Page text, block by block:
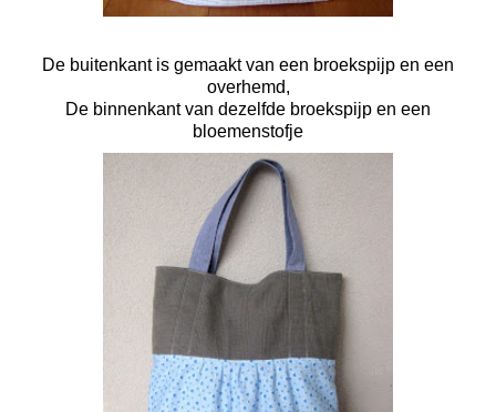
De buitenkant is gemaakt van een broekspijp en een
overhemd,
De binnenkant van dezelfde broekspijp en een
bloemenstofje